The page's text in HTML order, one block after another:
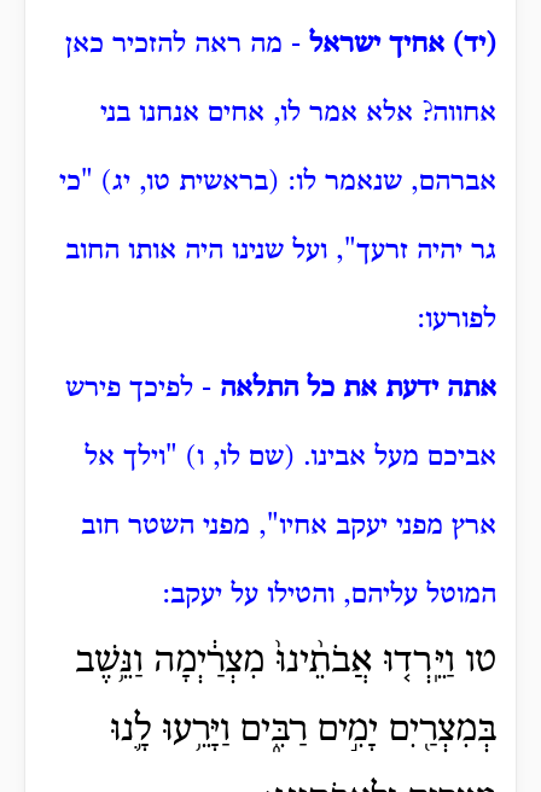
(יד) אחיך ישראל - מה ראה להזכיר כאן
אחווה? אלא אמר לו, אחים אנחנו בני
אברהם, שנאמר לו: (בראשית טו, יג) "כי
גר יהיה זרעך", ועל שנינו היה אותו החוב
לפורעו:
אתה ידעת את כל התלאה - לפיכך פירש
אביכם מעל אבינו. (שם לו, ו) "וילך אל
ארץ מפני יעקב אחיו", מפני השטר חוב
המוטל עליהם, והטילו על יעקב:
טו וַיֵּֽרְד֤וּ אֲבֹתֵ֨ינוּ֙ מִצְרַ֔יְמָה וַנֵּ֥שֶׁב
בְּמִצְרַ֖יִם יָמִ֣ים רַבִּ֑ים וַיָּרֵ֥עוּ לָ֛נוּ